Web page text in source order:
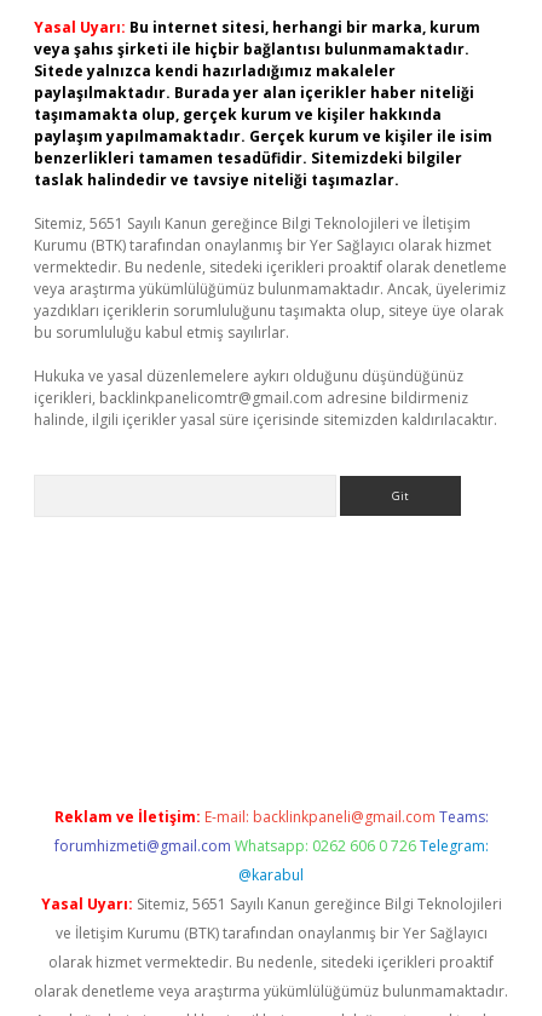
Yasal Uyarı: Bu internet sitesi, herhangi bir marka, kurum
veya şahıs şirketi ile hiçbir bağlantısı bulunmamaktadır.
Sitede yalnızca kendi hazırladığımız makaleler
paylaşılmaktadır. Burada yer alan içerikler haber niteliği
taşımamakta olup, gerçek kurum ve kişiler hakkında
paylaşım yapılmamaktadır. Gerçek kurum ve kişiler ile isim
benzerlikleri tamamen tesadüfidir. Sitemizdeki bilgiler
taslak halindedir ve tavsiye niteliği taşımazlar.
Sitemiz, 5651 Sayılı Kanun gereğince Bilgi Teknolojileri ve İletişim
Kurumu (BTK) tarafından onaylanmış bir Yer Sağlayıcı olarak hizmet
vermektedir. Bu nedenle, sitedeki içerikleri proaktif olarak denetleme
veya araştırma yükümlülüğümüz bulunmamaktadır. Ancak, üyelerimiz
yazdıkları içeriklerin sorumluluğunu taşımakta olup, siteye üye olarak
bu sorumluluğu kabul etmiş sayılırlar.
Hukuka ve yasal düzenlemelere aykırı olduğunu düşündüğünüz
içerikleri, backlinkpanelicomtr@gmail.com adresine bildirmeniz
halinde, ilgili içerikler yasal süre içerisinde sitemizden kaldırılacaktır.
Reklam ve İletişim: E-mail: backlinkpaneli@gmail.com Teams:
forumhizmeti@gmail.com Whatsapp: 0262 606 0 726 Telegram:
@karabul
Yasal Uyarı: Sitemiz, 5651 Sayılı Kanun gereğince Bilgi Teknolojileri
ve İletişim Kurumu (BTK) tarafından onaylanmış bir Yer Sağlayıcı
olarak hizmet vermektedir. Bu nedenle, sitedeki içerikleri proaktif
olarak denetleme veya araştırma yükümlülüğümüz bulunmamaktadır.